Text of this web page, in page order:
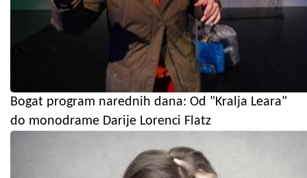
Bogat program narednih dana: Od "Kralja Leara"
do monodrame Darije Lorenci Flatz